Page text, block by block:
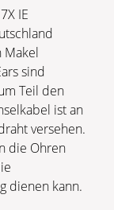
IE
Makel
sind
Teil den
ist an
versehen.
die Ohren
dienen kann.